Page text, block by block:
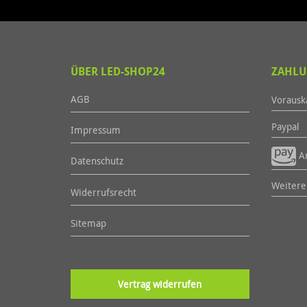
ÜBER LED-SHOP24
AGB
Impressum
Datenschutz
Widerrufsrecht
Sitemap
Paypal
Vertrag widerrufen